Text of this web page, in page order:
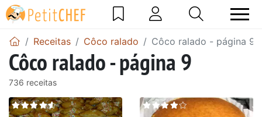
Receitas Côco ralado Côco ralado - página 9
Côco ralado - página 9
736 receitas